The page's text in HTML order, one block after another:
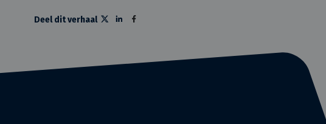
Deel dit verhaal